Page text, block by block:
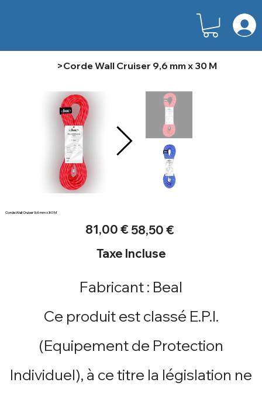
>Corde Wall Cruiser 9,6 mm x 30 M
Corde Wall Cruiser 9,6 mm x 30 M
Prix
d’origine
81,00 €
Prix
promotionnel
58,50 €
Taxe Incluse
Fabricant : Beal
Ce produit est classé E.P.I.
(Equipement de Protection
Individuel), à ce titre la législation ne